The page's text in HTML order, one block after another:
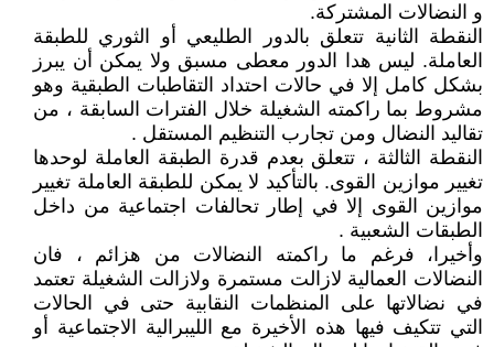
و النضالات المشتركة.
النقطة الثانية تتعلق بالدور الطليعي أو الثوري للطبقة
العاملة. ليس هدا الدور معطى مسبق ولا يمكن أن يبرز
بشكل كامل إلا في حالات احتداد التقاطبات الطبقية وهو
مشروط بما راكمته الشغيلة خلال الفترات السابقة ، من
تقاليد النضال ومن تجارب التنظيم المستقل .
النقطة الثالثة ، تتعلق بعدم قدرة الطبقة العاملة لوحدها
تغيير موازين القوى. بالتأكيد لا يمكن للطبقة العاملة تغيير
موازين القوى إلا في إطار تحالفات اجتماعية من داخل
الطبقات الشعبية .
وأخيرا، فرغم ما راكمته النضالات من هزائم ، فان
النضالات العمالية لازالت مستمرة ولازالت الشغيلة تعتمد
في نضالاتها على المنظمات النقابية حتى في الحالات
التي تتكيف فيها هذه الأخيرة مع الليبرالية الاجتماعية أو